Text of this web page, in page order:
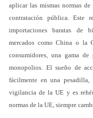
aplicar las mismas normas
contratación pública. Este
importaciones baratas de
mercados como China o la
consumidores, una gama
monopolios. El sueño de
fácilmente en una
vigilancia de la UE y es
normas de la UE, siempre